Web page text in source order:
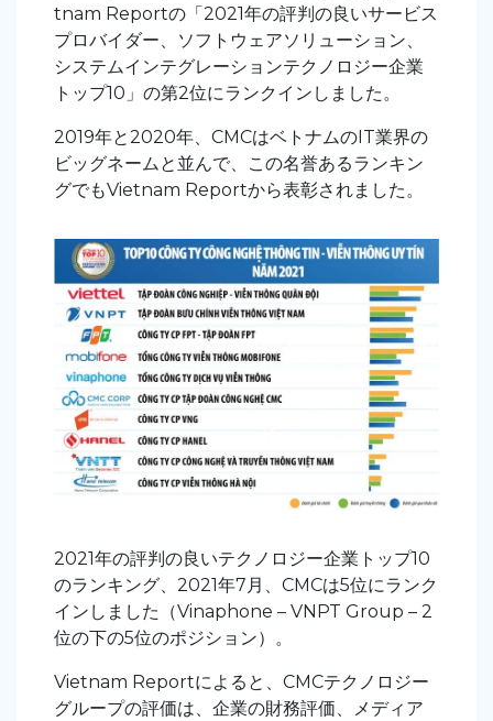
tnam Reportの「2021年の評判の良いサービス
プロバイダー、ソフトウェアソリューション、
システムインテグレーションテクノロジー企業
トップ10」の第2位にランクインしました。
2019年と2020年、CMCはベトナムのIT業界の
ビッグネームと並んで、この名誉あるランキン
グでもVietnam Reportから表彰されました。
2021年の評判の良いテクノロジー企業トップ10
のランキング、2021年7月、CMCは5位にランク
インしました（Vinaphone – VNPT Group – 2
位の下の5位のポジション）。
Vietnam Reportによると、CMCテクノロジー
グループの評価は、企業の財務評価、メディア